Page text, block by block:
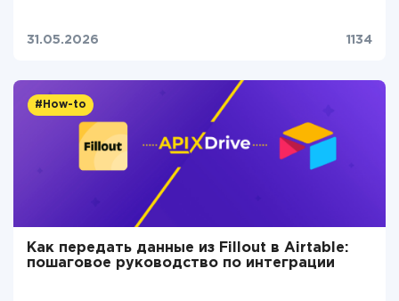
31.05.2026 1134
#How-to
Как передать данные из Fillout в Airtable:
пошаговое руководство по интеграции